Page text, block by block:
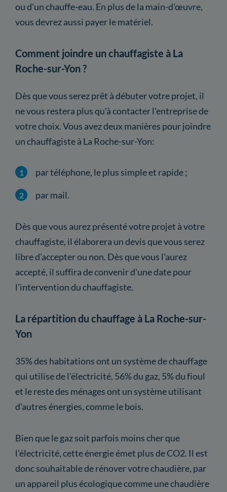
ou d'un chauffe-eau. En plus de la main-d'œuvre,
vous devrez aussi payer le matériel.
Comment joindre un chauffagiste à La
Roche-sur-Yon ?
Dès que vous serez prêt à débuter votre projet, il
ne vous restera plus qu'à contacter l'entreprise de
votre choix. Vous avez deux manières pour joindre
un chauffagiste à La Roche-sur-Yon:
par téléphone, le plus simple et rapide ;
par mail.
Dès que vous aurez présenté votre projet à votre
chauffagiste, il élaborera un devis que vous serez
libre d'accepter ou non. Dès que vous l'aurez
accepté, il suffira de convenir d'une date pour
l'intervention du chauffagiste.
La répartition du chauffage à La Roche-sur-
Yon
35% des habitations ont un système de chauffage
qui utilise de l'électricité, 56% du gaz, 5% du fioul
et le reste des ménages ont un système utilisant
d'autres énergies, comme le bois.
Bien que le gaz soit parfois moins cher que
l'électricité, cette énergie émet plus de CO2. Il est
donc souhaitable de rénover votre chaudière, par
un appareil plus écologique comme une chaudière